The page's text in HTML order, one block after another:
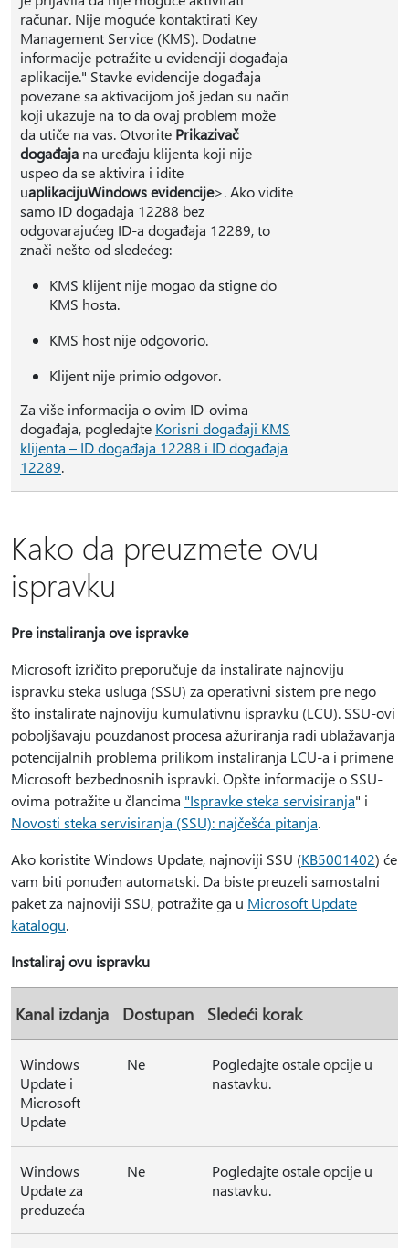
računar. Nije moguće kontaktirati Key
Management Service (KMS). Dodatne
informacije potražite u evidenciji događaja
aplikacije." Stavke evidencije događaja
povezane sa aktivacijom još jedan su način
koji ukazuje na to da ovaj problem može
da utiče na vas. Otvorite Prikazivač
događaja na uređaju klijenta koji nije
uspeo da se aktivira i idite
uaplikacijuWindows evidencije>. Ako vidite
samo ID događaja 12288 bez
odgovarajućeg ID-a događaja 12289, to
znači nešto od sledećeg:
KMS klijent nije mogao da stigne do
KMS hosta.
KMS host nije odgovorio.
Klijent nije primio odgovor.
Za više informacija o ovim ID-ovima
događaja, pogledajte Korisni događaji KMS
klijenta – ID događaja 12288 i ID događaja
12289.
Kako da preuzmete ovu
ispravku
Pre instaliranja ove ispravke
Microsoft izričito preporučuje da instalirate najnoviju
ispravku steka usluga (SSU) za operativni sistem pre nego
što instalirate najnoviju kumulativnu ispravku (LCU). SSU-ovi
poboljšavaju pouzdanost procesa ažuriranja radi ublažavanja
potencijalnih problema prilikom instaliranja LCU-a i primene
Microsoft bezbednosnih ispravki. Opšte informacije o SSU-
ovima potražite u člancima "Ispravke steka servisiranja" i
Novosti steka servisiranja (SSU): najčešća pitanja.
Ako koristite Windows Update, najnoviji SSU (KB5001402) će
vam biti ponuđen automatski. Da biste preuzeli samostalni
paket za najnoviji SSU, potražite ga u Microsoft Update
katalogu.
Instaliraj ovu ispravku
Kanal izdanja Dostupan Sledeći korak
Windows
Update i
Microsoft
Update
Ne
Pogledajte ostale opcije u
nastavku.
Windows
Update za
preduzeća
Ne
Pogledajte ostale opcije u
nastavku.